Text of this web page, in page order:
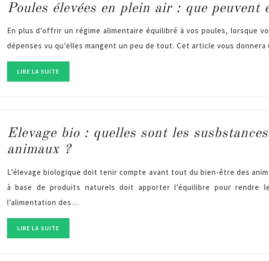
Poules élevées en plein air : que peuvent
En plus d’offrir un régime alimentaire équilibré à vos poules, lorsque
dépenses vu qu’elles mangent un peu de tout. Cet article vous
LIRE LA SUITE
Elevage bio : quelles sont les
animaux ?
L’élevage biologique doit tenir compte avant tout du bien-être des
à base de produits naturels doit apporter l’équilibre pour rendre
l’alimentation des…
LIRE LA SUITE